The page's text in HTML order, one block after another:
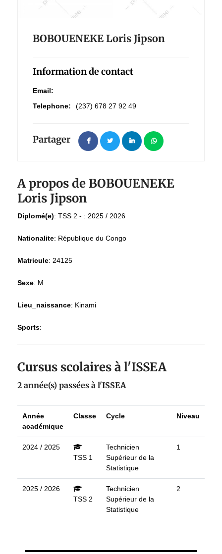
BOBOUENEKE Loris Jipson
Information de contact
Email:
Telephone:
(237) 678 27 92 49
Partager
A propos de BOBOUENEKE
Loris Jipson
Diplomé(e): TSS 2 - : 2025 / 2026
Nationalite: République du Congo
Matricule: 24125
Sexe: M
Lieu_naissance: Kinami
Sports:
Cursus scolaires à l'ISSEA
2 année(s) passées à l'ISSEA
Année
académique
Classe Cycle Niveau
2024 / 2025
TSS 1
Technicien
Supérieur de la
Statistique
1
2025 / 2026
TSS 2
Technicien
Supérieur de la
Statistique
2